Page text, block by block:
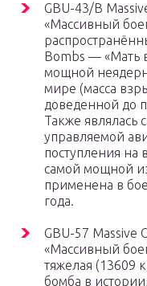
GBU-43/B
«Массивный
Bombs — «Мать
мощной
мире (масса
доведенной до
Также являлась
управляемой
поступления на
самой мощной
применена в
года.
GBU-57
«Массивный
тяжелая (13609
бомба в